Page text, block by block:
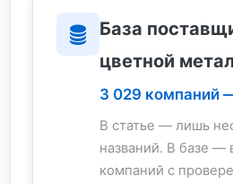
База
цветной
3 029 компаний
В статье — лишь
названий. В базе —
компаний с